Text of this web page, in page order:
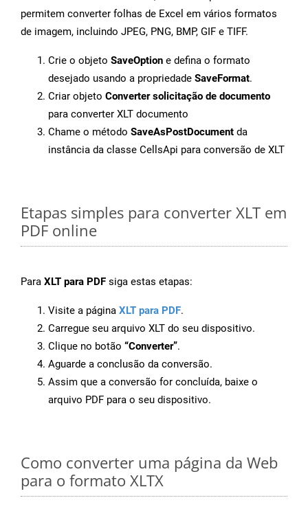
permitem converter folhas de Excel em vários formatos
de imagem, incluindo JPEG, PNG, BMP, GIF e TIFF.
Crie o objeto SaveOption e defina o formato
desejado usando a propriedade SaveFormat.
Criar objeto Converter solicitação de documento
para converter XLT documento
Chame o método SaveAsPostDocument da
instância da classe CellsApi para conversão de XLT
Etapas simples para converter XLT em
PDF online
Para XLT para PDF siga estas etapas:
Visite a página XLT para PDF.
Carregue seu arquivo XLT do seu dispositivo.
Clique no botão “Converter”.
Aguarde a conclusão da conversão.
Assim que a conversão for concluída, baixe o
arquivo PDF para o seu dispositivo.
Como converter uma página da Web
para o formato XLTX